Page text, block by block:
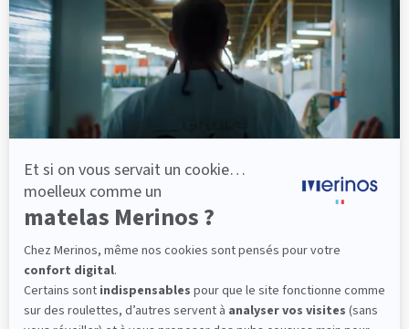
Il existe peu d’autres produits qui peuvent avoir autant
d’effet sur notre bien-être qu’un bon matelas. D’ailleurs,
mettre un surmatelas sur un vieux matelas
n’est pas
conseillé pour votre confort.
Pendant le sommeil, votre corps a besoin d’unsoutien
matelas usé ou creusé perturbe votre sommeil en créant
des points de pression et entraîne des sensations
d’inconfort, tout au mieux.
de matelas, tous les 7 à 10 ans, en fonction de sa qualité et
de l’usure qu’il a subi au fil du temps.